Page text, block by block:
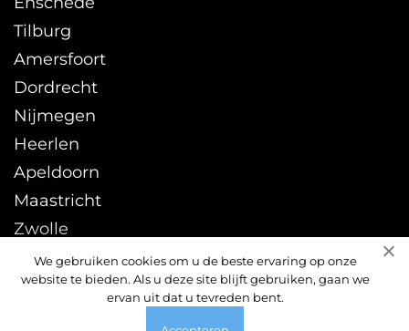
We gebruiken cookies om u de beste ervaring op onze
website te bieden. Als u deze site blijft gebruiken, gaan we
ervan uit dat u tevreden bent.
Tilburg
Amersfoort
Dordrecht
Nijmegen
Heerlen
Apeldoorn
Maastricht
Zwolle
Leeuwarden
Sittard